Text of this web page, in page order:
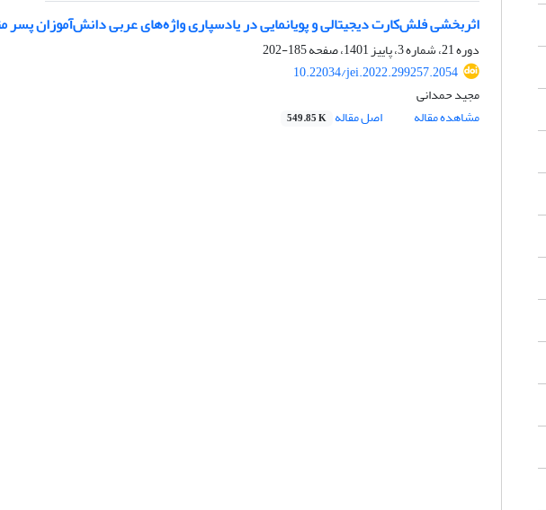
اثربخشی فلش‌کارت دیجیتالی و پویانمایی در یادسپاری واژه‌های عربی دانش‌آموزان
دوره 21، شماره 3، پاییز 1401، صفحه
185-202
10.22034/jei.2022.299257.2054
مجید حمدانی
مشاهده مقاله
اصل مقاله 549.85 K